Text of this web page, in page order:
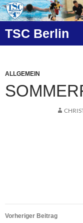
Zum
Inhalt
springen
TSC Berlin
ALLGEMEIN
Vorheriger Beitrag